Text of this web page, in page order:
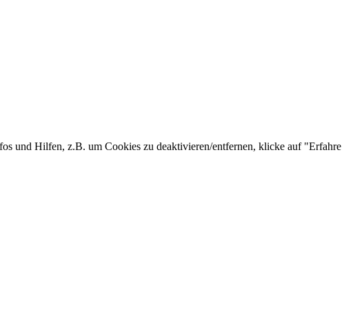
und Hilfen, z.B. um Cookies zu deaktivieren/entfernen, klicke auf "Erfahre